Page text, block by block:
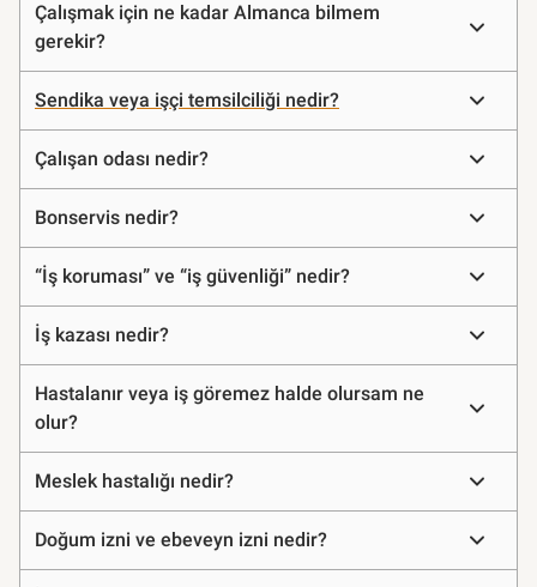
Çalışmak için ne kadar Almanca bilmem
gerekir?
Sendika veya işçi temsilciliği nedir?
Çalışan odası nedir?
Bonservis nedir?
“İş koruması” ve “iş güvenliği” nedir?
İş kazası nedir?
Hastalanır veya iş göremez halde olursam ne
olur?
Meslek hastalığı nedir?
Doğum izni ve ebeveyn izni nedir?